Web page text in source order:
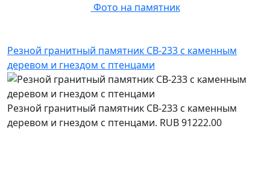
Фото на памятник
Резной гранитный памятник СВ-233 с каменным
деревом и гнездом с птенцами
Резной гранитный памятник СВ-233 с каменным
деревом и гнездом с птенцами. RUB91222.00